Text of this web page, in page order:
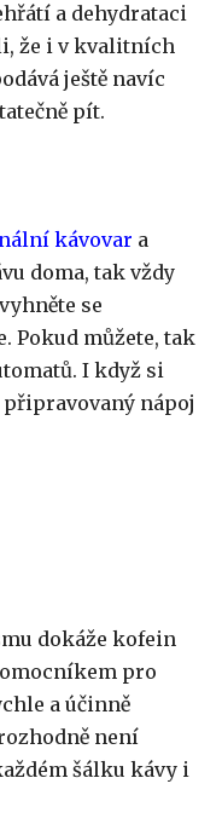
a dehydrataci
že i v kvalitních
ještě navíc
pít.
kávovar a
doma, tak vždy
se
Pokud můžete, tak
I když si
nápoj
dokáže kofein
pro
a účinně
není
šálku kávy i